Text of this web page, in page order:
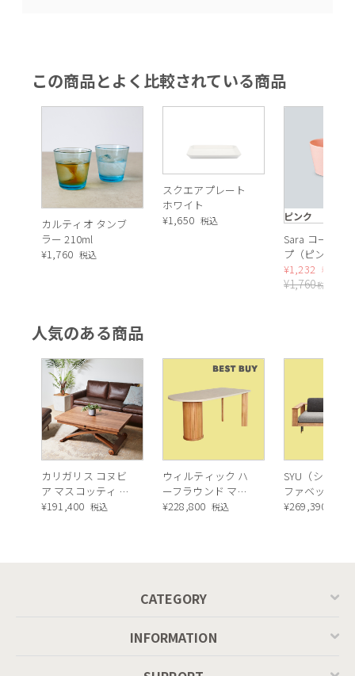
この商品とよく比較されている商品
カルティオ タンブ
ラー 210ml
¥1,760 税込
スクエアプレート
ホワイト
¥1,650 税込 ピンク
Sara コーヒー
プ（ピンク）
¥1,232 税込
¥1,760税込
人気のある商品
カリガリス コヌビ
ア マスコッティ 伸
長・昇降式テーブ
¥191,400 税込
ウィルティック ハ
ーフラウンド マテ
ィエラ塗装 ダイニ
¥228,800 税込
SYU（シュウ
ファベッド（
ュラル）
¥269,390
CATEGORY
INFORMATION